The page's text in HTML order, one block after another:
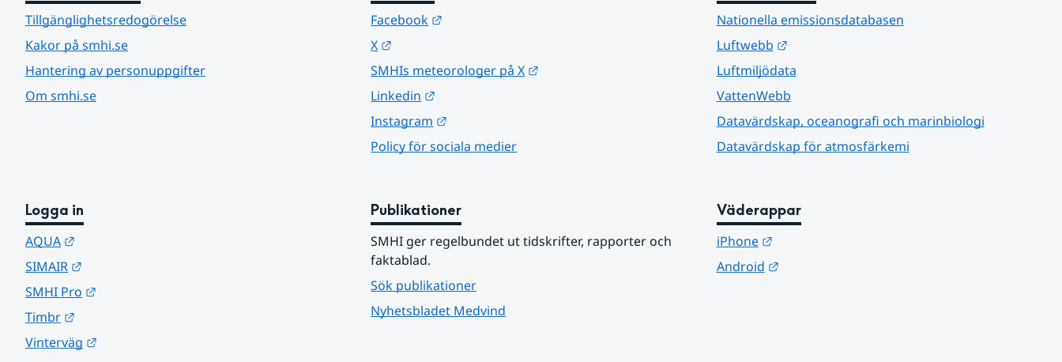
Tillgänglighetsredogörelse
Kakor på smhi.se
Hantering av personuppgifter
Om smhi.se
Facebook
X
SMHIs meteorologer på X
Linkedin
Instagram
Policy för sociala medier
Nationella emissionsdatabasen
Luftwebb
Länk till annan webbplats.
Luftmiljödata
VattenWebb
Datavärdskap, oceanografi och marinbiologi
Datavärdskap för atmosfärkemi
Logga in
AQUA
SIMAIR
SMHI Pro
Timbr
Vinterväg
Publikationer
SMHI ger regelbundet ut tidskrifter, rapporter och
faktablad.
Sök publikationer
Nyhetsbladet Medvind
Väderappar
iPhone
Länk till annan webbplats.
Android
Länk till annan webbplats.